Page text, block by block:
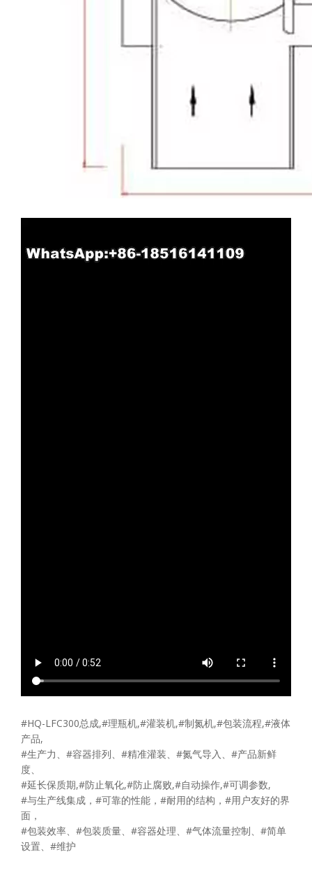
#HQ-LFC300总成,#理瓶机,#灌装机,#制氮机,#包装流程,#液体
产品,
#生产力、#容器排列、#精准灌装、#氮气导入、#产品新鲜
度、
#延长保质期,#防止氧化,#防止腐败,#自动操作,#可调参数,
#与生产线集成，#可靠的性能，#耐用的结构，#用户友好的界
面，
#包装效率、#包装质量、#容器处理、#气体流量控制、#简单
设置、#维护